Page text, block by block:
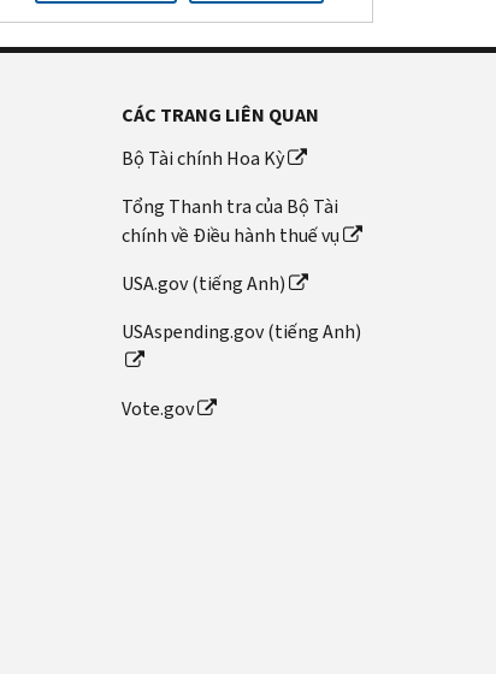
CÁC TRANG LIÊN QUAN
Bộ Tài chính Hoa Kỳ
Tổng Thanh tra của Bộ Tài
chính về Điều hành thuế vụ
USA.gov (tiếng Anh)
USAspending.gov (tiếng Anh)
Vote.gov